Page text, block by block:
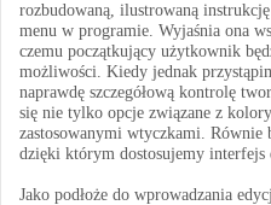
rozbudowaną, ilustrowaną
menu w programie. Wyjaśnia ona
czemu początkujący użytkownik
możliwości. Kiedy jednak
naprawdę szczegółową kontrolę
się nie tylko opcje związane z
zastosowanymi wtyczkami. Równie
dzięki którym dostosujemy
Jako podłoże do wprowadzania